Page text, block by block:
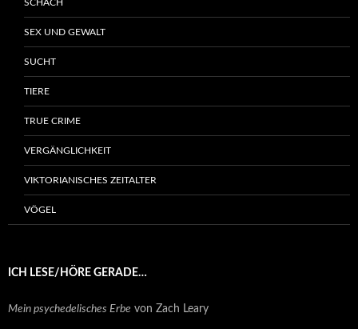
SCHACH
SEX UND GEWALT
SUCHT
TIERE
TRUE CRIME
VERGÄNGLICHKEIT
VIKTORIANISCHES ZEITALTER
VÖGEL
ICH LESE/HÖRE GERADE…
Mein psychedelisches Erbe von Zach Leary